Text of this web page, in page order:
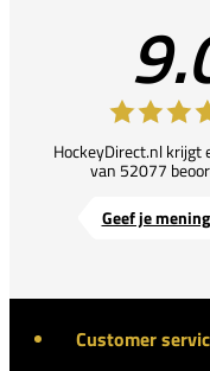
HockeyDirect.nl krijgt
van 52077
Geef je mening
Customer